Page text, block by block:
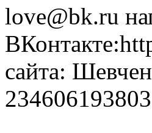
love@bk.ru
сайта:
234606193803